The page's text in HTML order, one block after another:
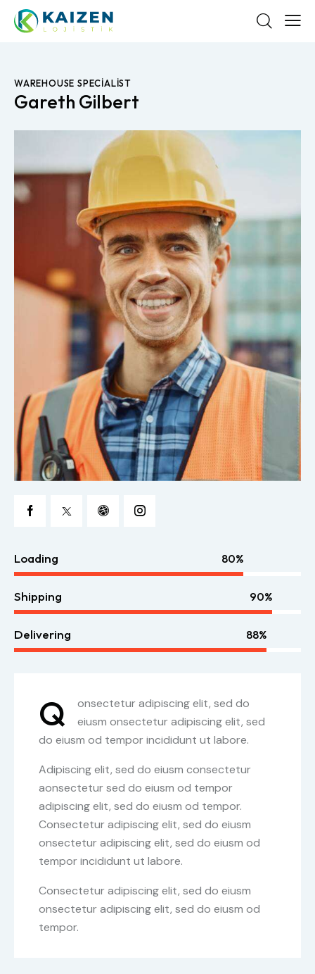
WAREHOUSE SPECIALIST
Gareth Gilbert
Loading 80%
Shipping 90%
Delivering 88%
Q
onsectetur adipiscing elit, sed do
eiusm onsectetur adipiscing elit, sed
do eiusm od tempor incididunt ut labore.
Adipiscing elit, sed do eiusm consectetur
aonsectetur sed do eiusm od tempor
adipiscing elit, sed do eiusm od tempor.
Consectetur adipiscing elit, sed do eiusm
onsectetur adipiscing elit, sed do eiusm od
tempor incididunt ut labore.
Consectetur adipiscing elit, sed do eiusm
onsectetur adipiscing elit, sed do eiusm od
tempor.